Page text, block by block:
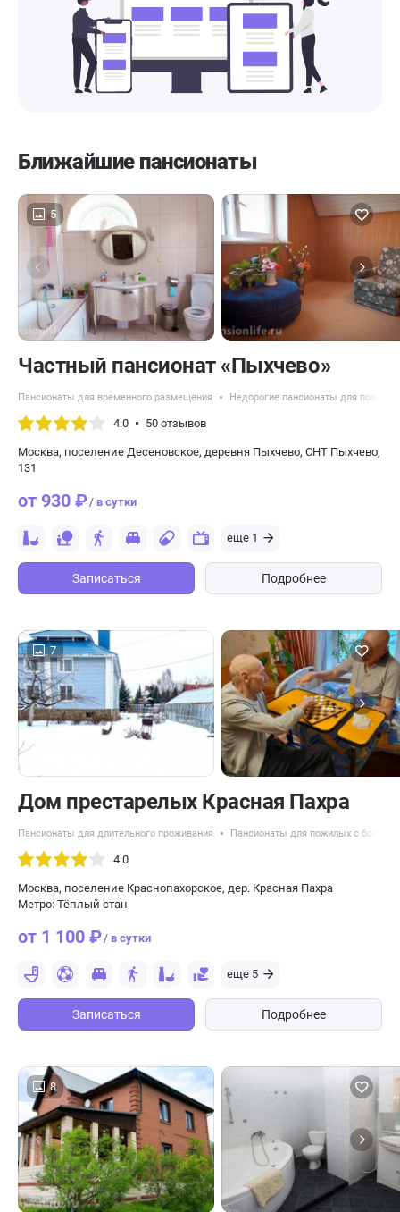
Ближайшие пансионаты
5
Частный пансионат «Пыхчево»
Пансионаты для временного размещения Недорогие пансионаты для пожилых
4.0 50 отзывов
Москва, поселение Десеновское, деревня Пыхчево, СНТ Пыхчево,
131
от 930 ₽/ в сутки
еще 1
Записаться Подробнее
7
Дом престарелых Красная Пахра
Пансионаты для длительного проживания Пансионаты для пожилых с
4.0
Москва, поселение Краснопахорское, дер. Красная Пахра
Метро: Тёплый стан
от 1 100 ₽/ в сутки
еще 5
Записаться Подробнее
8